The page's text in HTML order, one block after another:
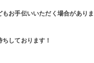
お手伝いいただく場合があり
しております！